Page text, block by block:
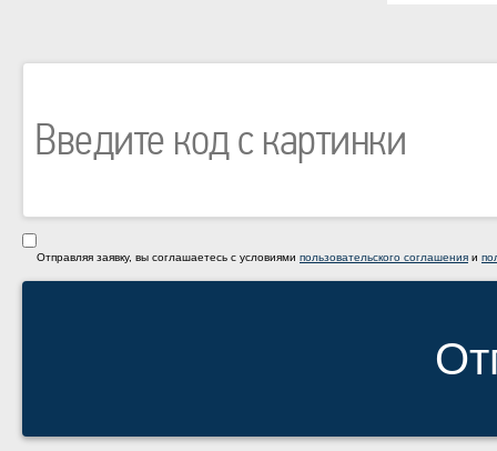
Отправляя заявку, вы соглашаетесь с условиями пользовательского соглашения и